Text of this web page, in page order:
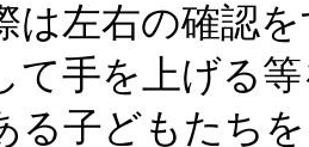
は左右の確認
て手を上げる
る子どもたち